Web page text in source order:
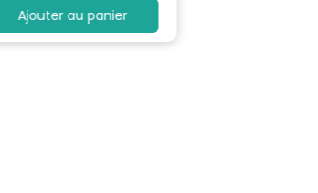
Ajouter au panier